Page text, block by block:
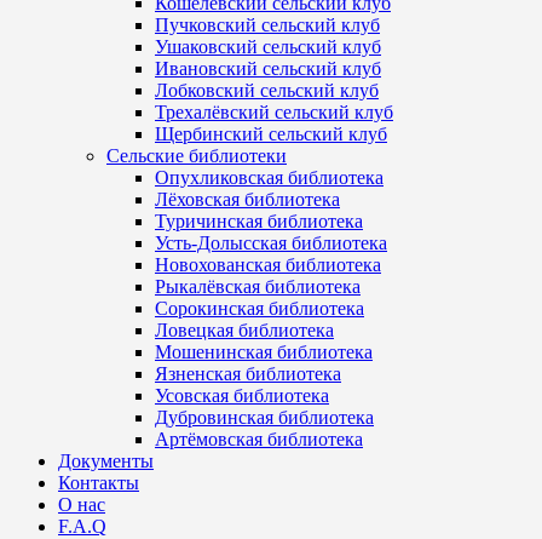
Пучковский сельский клуб
Ушаковский сельский клуб
Ивановский сельский клуб
Лобковский сельский клуб
Трехалёвский сельский клуб
Щербинский сельский клуб
Сельские библиотеки
Опухликовская библиотека
Лёховская библиотека
Туричинская библиотека
Усть-Долысская библиотека
Новохованская библиотека
Рыкалёвская библиотека
Сорокинская библиотека
Ловецкая библиотека
Мошенинская библиотека
Язненская библиотека
Усовская библиотека
Дубровинская библиотека
Артёмовская библиотека
Документы
Контакты
О нас
F.A.Q